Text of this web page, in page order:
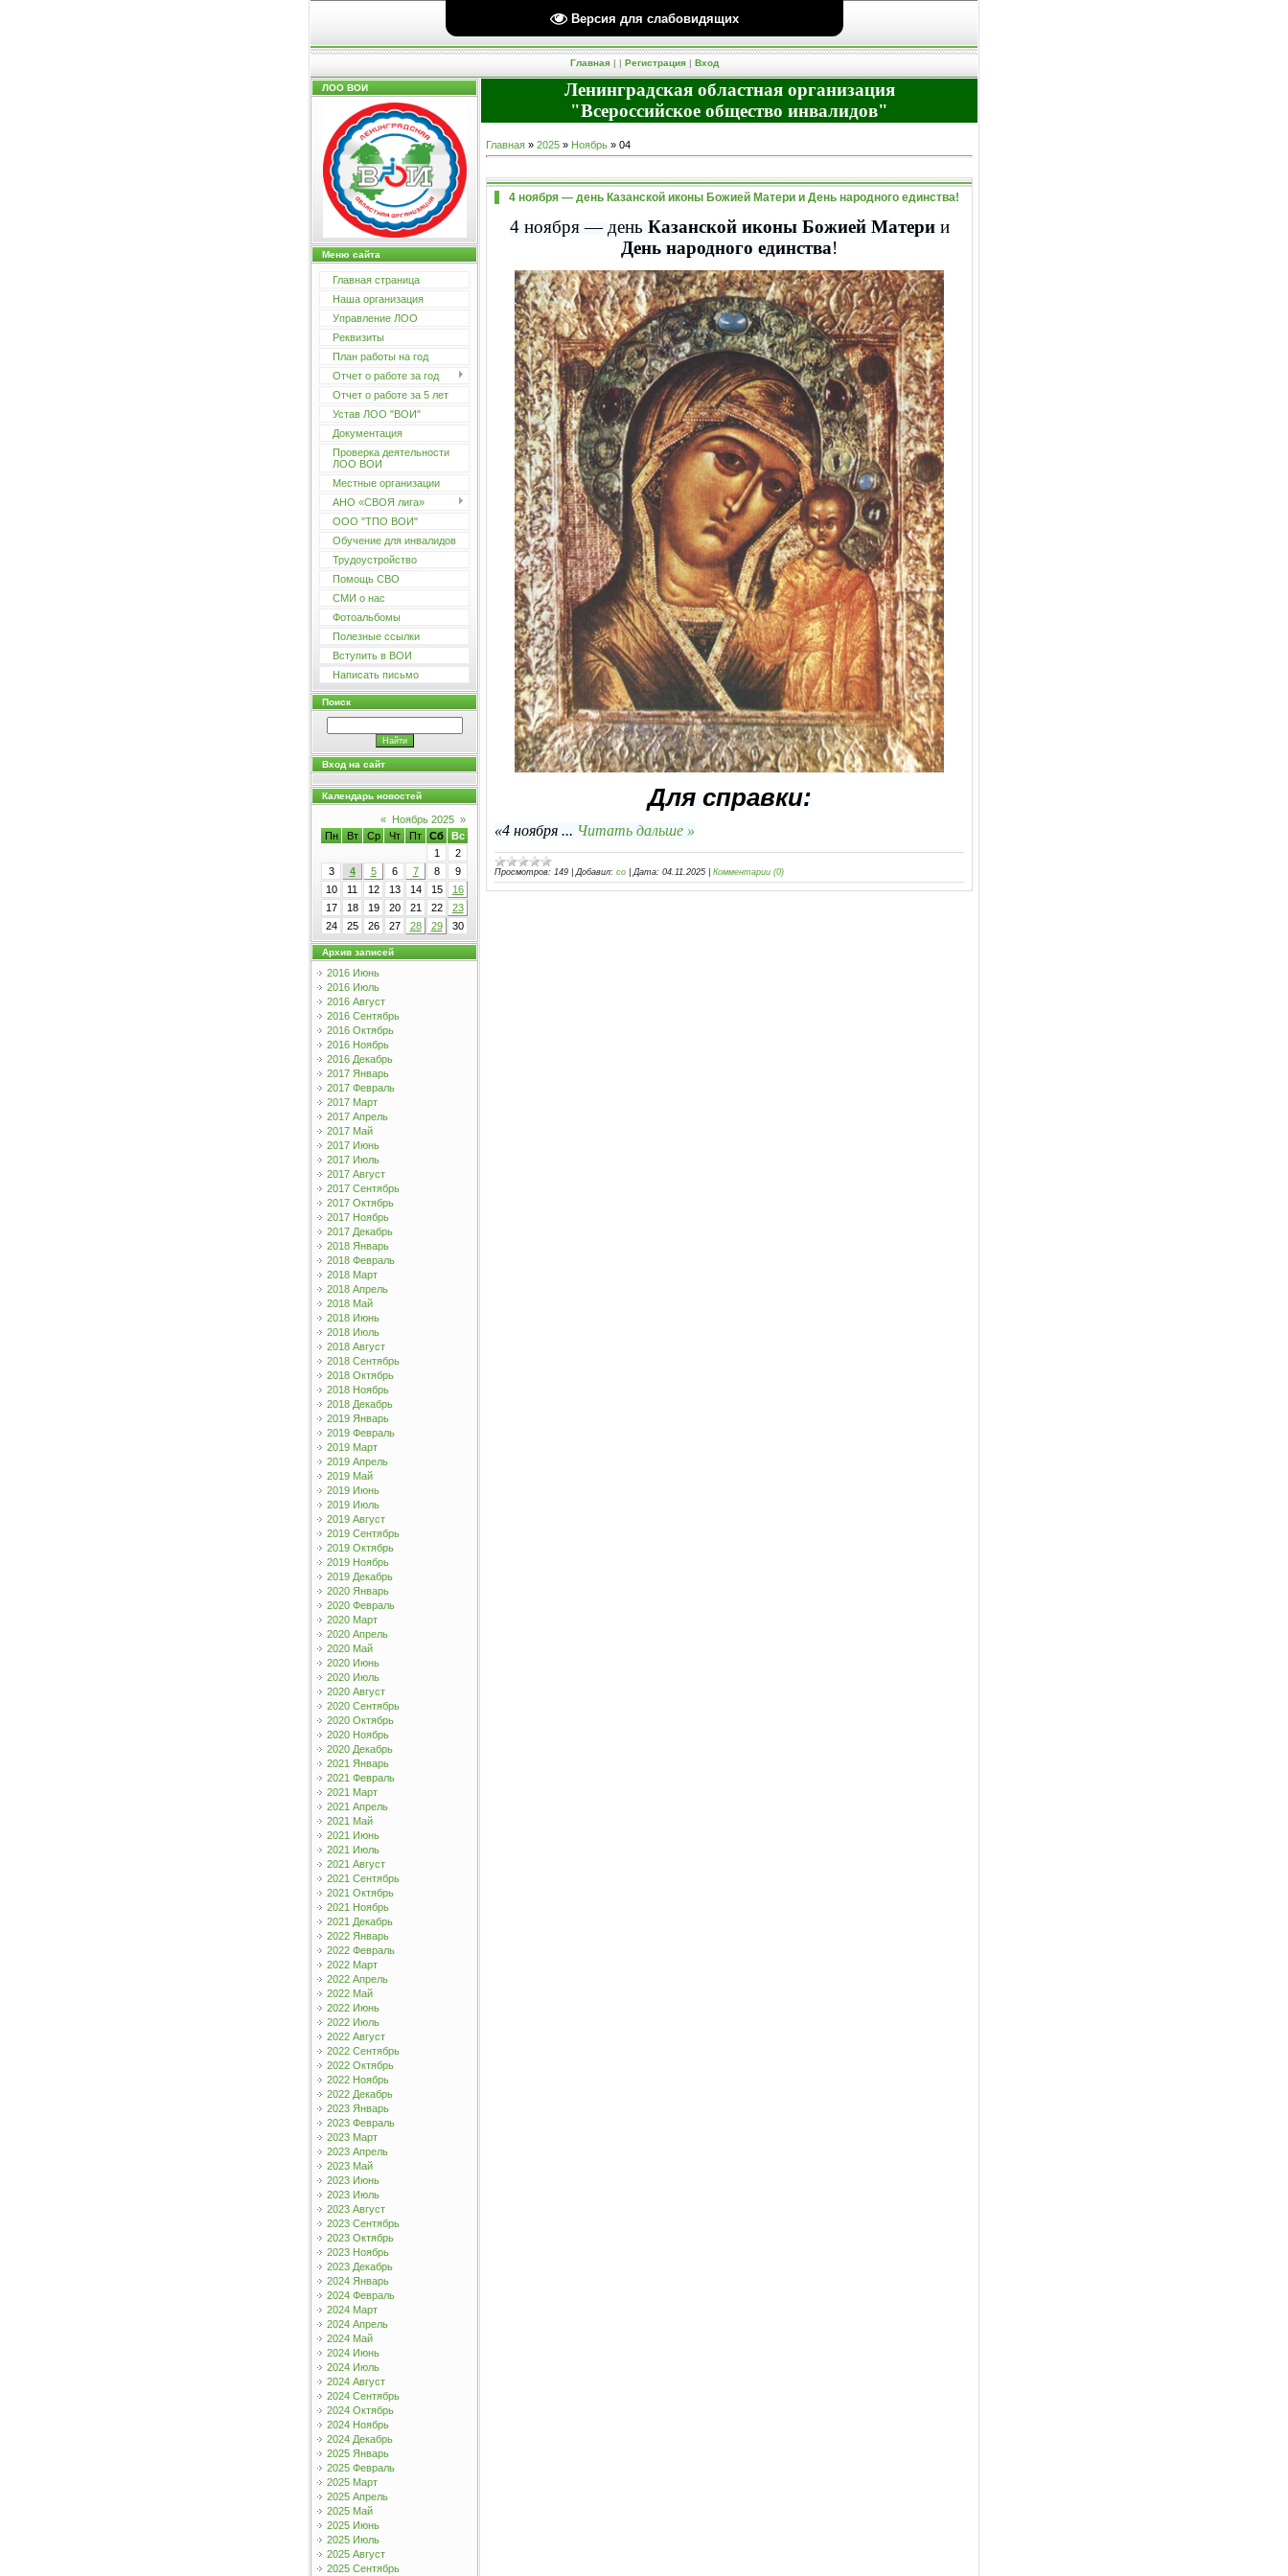
Версия для слабовидящих
Пятница, 07.08.2026, 11:14 Вы вошли какГость| Группа "
Приветствую Вас
Гость
Главная| | Регистрация| Вход
ЛОО ВОИ
Меню сайта
Главная страница
Наша организация
Управление ЛОО
Реквизиты
План работы на год
Отчет о работе за год
Отчет о работе за 5 лет
Устав ЛОО "ВОИ"
Документация
Проверка деятельности
ЛОО ВОИ
Местные организации
АНО «СВОЯ лига»
ООО "ТПО ВОИ"
Обучение для инвалидов
Трудоустройство
Помощь СВО
СМИ о нас
Фотоальбомы
Полезные ссылки
Вступить в ВОИ
Написать письмо
Поиск
Вход на сайт
Календарь новостей
« Ноябрь 2025 »
Пн
Вт Ср Чт Пт Сб
Вс
1
2
3
4 5 6 7 8
9
10
11 12 13 14 15
16
17
18 19 20 21 22
23
24
25 26 27 28 29 30
Архив записей
2016 Июнь
2016 Июль
2016 Август
2016 Сентябрь
2016 Октябрь
2016 Ноябрь
2016 Декабрь
2017 Январь
2017 Февраль
2017 Март
2017 Апрель
2017 Май
2017 Июнь
2017 Июль
2017 Август
2017 Сентябрь
2017 Октябрь
2017 Ноябрь
2017 Декабрь
2018 Январь
2018 Февраль
2018 Март
2018 Апрель
2018 Май
2018 Июнь
2018 Июль
2018 Август
2018 Сентябрь
2018 Октябрь
2018 Ноябрь
2018 Декабрь
2019 Январь
2019 Февраль
2019 Март
2019 Апрель
2019 Май
2019 Июнь
2019 Июль
2019 Август
2019 Сентябрь
2019 Октябрь
2019 Ноябрь
2019 Декабрь
2020 Январь
2020 Февраль
2020 Март
2020 Апрель
2020 Май
2020 Июнь
2020 Июль
2020 Август
2020 Сентябрь
2020 Октябрь
2020 Ноябрь
2020 Декабрь
2021 Январь
2021 Февраль
2021 Март
2021 Апрель
2021 Май
2021 Июнь
2021 Июль
2021 Август
2021 Сентябрь
2021 Октябрь
2021 Ноябрь
2021 Декабрь
2022 Январь
2022 Февраль
2022 Март
2022 Апрель
2022 Май
2022 Июнь
2022 Июль
2022 Август
2022 Сентябрь
2022 Октябрь
2022 Ноябрь
2022 Декабрь
2023 Январь
2023 Февраль
2023 Март
2023 Апрель
2023 Май
2023 Июнь
2023 Июль
2023 Август
2023 Сентябрь
2023 Октябрь
2023 Ноябрь
2023 Декабрь
2024 Январь
2024 Февраль
2024 Март
2024 Апрель
2024 Май
2024 Июнь
2024 Июль
2024 Август
2024 Сентябрь
2024 Октябрь
2024 Ноябрь
2024 Декабрь
2025 Январь
2025 Февраль
2025 Март
2025 Апрель
2025 Май
2025 Июнь
2025 Июль
2025 Август
2025 Сентябрь
Ленинградская областная организация
"Всероссийское общество инвалидов"
Главная » 2025 » Ноябрь » 04
4 ноября — день Казанской иконы Божией Матери и День народного единства!
4 ноября — день Казанской иконы Божией Материи
День народного единства!
Для справки:
«4 ноября ... Читать дальше »
Просмотров: 149 Добавил: co Дата: 04.11.2025 Комментарии (0)